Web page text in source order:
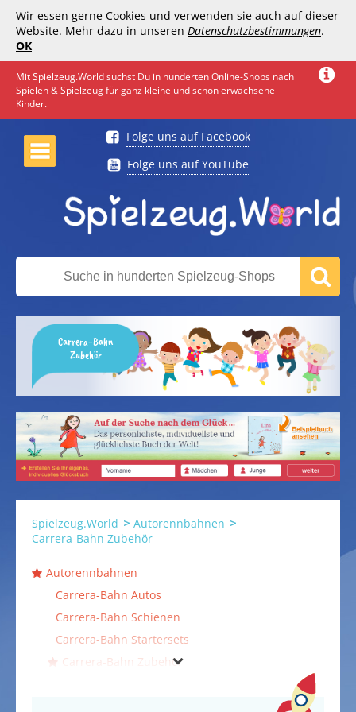
Wir essen gerne Cookies und verwenden sie auch auf dieser
Website. Mehr dazu in unseren Datenschutzbestimmungen.
OK
Mit Spielzeug.World suchst Du in hunderten Online-Shops nach
Spielen & Spielzeug für ganz kleine und schon erwachsene
Kinder.
Folge uns auf Facebook
Folge uns auf YouTube
Carrera-Bahn
Zubehör
Spielzeug.World
Autorennbahnen
Carrera-Bahn Zubehör
Autorennbahnen
Carrera-Bahn Autos
Carrera-Bahn Schienen
Carrera-Bahn Startersets
Carrera-Bahn Zubehör